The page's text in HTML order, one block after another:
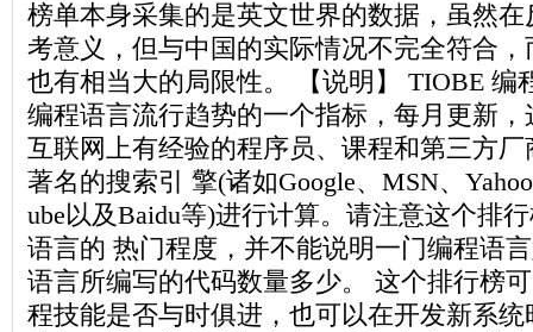
榜单本身采集的是英文世界的数据，虽然
考意义，但与中国的实际情况不完全符合
也有相当大的局限性。 【说明】 TIOBE 编
编程语言流行趋势的一个指标，每月更新
互联网上有经验的程序员、课程和第三方
著名的搜索引 擎(诸如Google、MSN、
ube以及Baidu等)进行计算。请注意这个排
语言的 热门程度，并不能说明一门编程语
语言所编写的代码数量多少。 这个排行榜
程技能是否与时俱进，也可以在开发新系